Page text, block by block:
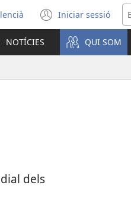
Iniciar sessió
(obri
en
una
finestra
NOTÍCIES QUI SOM
dels